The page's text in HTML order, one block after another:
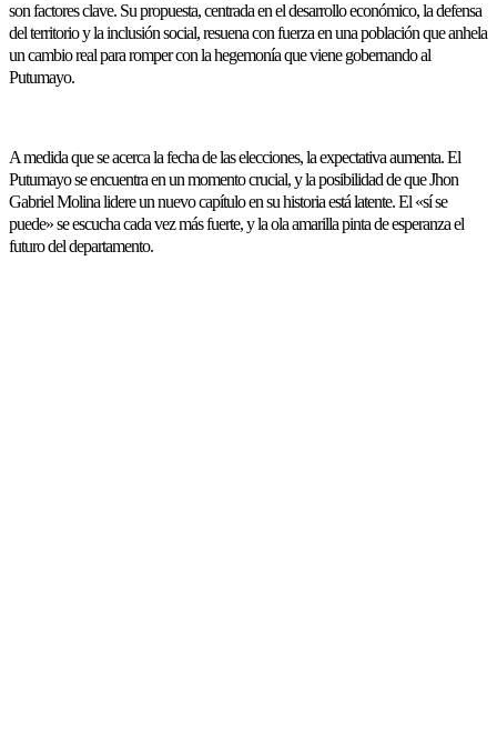
son factores clave. Su propuesta, centrada en el desarrollo económico, la defensa
del territorio y la inclusión social, resuena con fuerza en una población que anhela
un cambio real para romper con la hegemonía que viene gobernando al
Putumayo.
A medida que se acerca la fecha de las elecciones, la expectativa aumenta. El
Putumayo se encuentra en un momento crucial, y la posibilidad de que Jhon
Gabriel Molina lidere un nuevo capítulo en su historia está latente. El «sí se
puede» se escucha cada vez más fuerte, y la ola amarilla pinta de esperanza el
futuro del departamento.